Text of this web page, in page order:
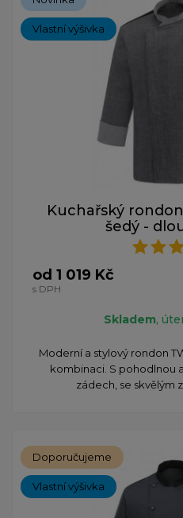
Vlastní výšivka
Kuchařský
šedý -
od 1 019 Kč
s DPH
Skladem,
Moderní a stylový rondon
kombinaci. S pohodlnou
zádech, se skvělým
Doporučujeme
Vlastní výšivka